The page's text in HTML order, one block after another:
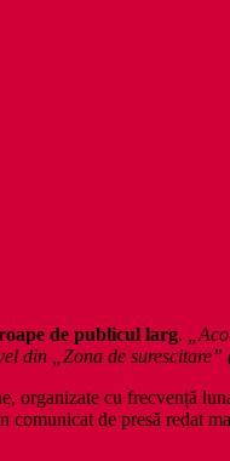
de publicul larg.
din „Zona de
organizate cu frecvență
de presă redat